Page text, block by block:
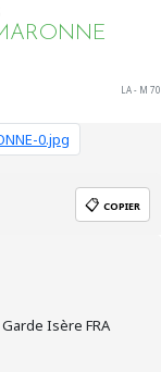
LA - M 70
📋 COPIER
Garde Isère FRA